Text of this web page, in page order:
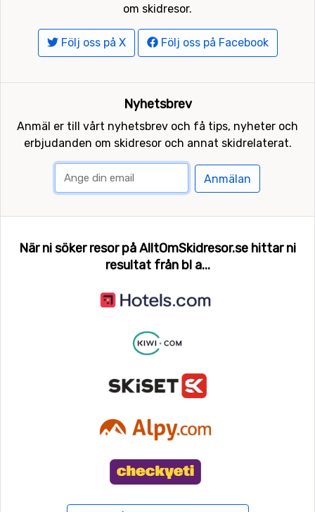
om skidresor.
Följ oss på X Följ oss på Facebook
Nyhetsbrev
Anmäl er till vårt nyhetsbrev och få tips, nyheter och
erbjudanden om skidresor och annat skidrelaterat.
Anmälan
När ni söker resor på AlltOmSkidresor.se hittar ni
resultat från bl a...